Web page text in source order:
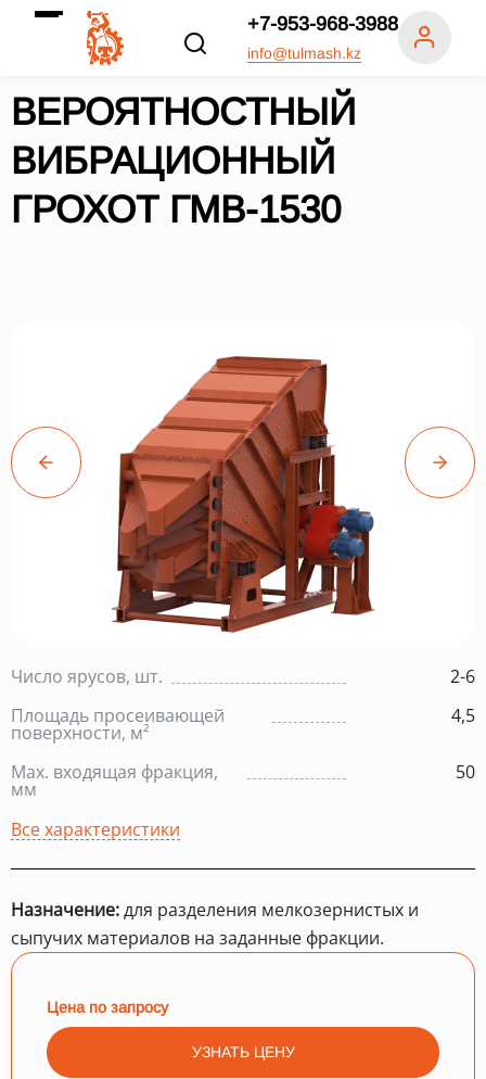
+7-953-968-3988
info@tulmash.kz
ВЕРОЯТНОСТНЫЙ
ВИБРАЦИОННЫЙ
ГРОХОТ ГМВ-1530
Число ярусов, шт.
2-6
Площадь просеивающей
поверхности, м²
4,5
Max. входящая фракция,
мм
50
Все характеристики
Назначение:для разделения мелкозернистых и
сыпучих материалов на заданные фракции.
Цена по запросу
УЗНАТЬ ЦЕНУ